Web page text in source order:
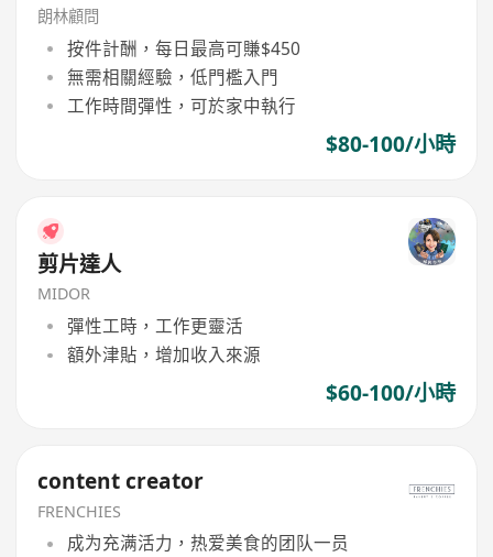
朗林顧問
按件計酬，每日最高可賺$450
無需相關經驗，低門檻入門
工作時間彈性，可於家中執行
$80-100/小時
剪片達人
MIDOR
彈性工時，工作更靈活
額外津貼，增加收入來源
$60-100/小時
content creator
FRENCHIES
成为充满活力，热爱美食的团队一员